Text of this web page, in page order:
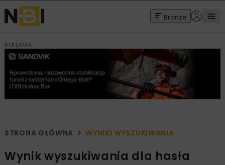
Branże
REKLAMA
STRONA GŁÓWNA WYNIKI WYSZUKIWANIA
Wynik wyszukiwania dla hasła